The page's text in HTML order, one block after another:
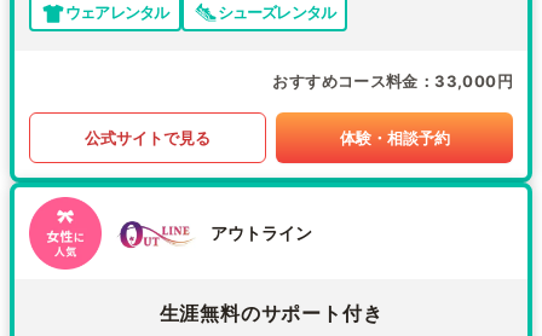
ウェアレンタル
シューズレンタル
おすすめコース料金 33,000円
公式サイトで見る 体験・相談予約
アウトライン
生涯無料のサポート付き